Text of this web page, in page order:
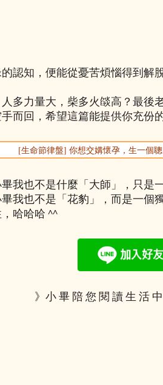
認知，便能從憂苦煩惱得到解
多力量大，柴多火燄高？最後
而回，希望這篇能提供你充份
[生命節律盤] 你想交媾懷孕，生一個
我也不是什麼「大師」，只是
我也不是「花豹」，而是一個
哈哈哈 ^^
》小 畢 陪 您 閱 讀 生 活